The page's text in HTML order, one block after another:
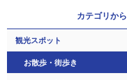
カテゴリから
観光スポット
お散歩・街歩き